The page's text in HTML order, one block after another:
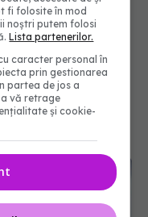
fi folosite în mod
noștri putem folosi
Lista partenerilor.
caracter personal în
prin gestionarea
partea de jos a
vă retrage
și cookie-